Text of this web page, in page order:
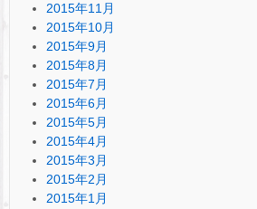
2015年11月
2015年10月
2015年9月
2015年8月
2015年7月
2015年6月
2015年5月
2015年4月
2015年3月
2015年2月
2015年1月